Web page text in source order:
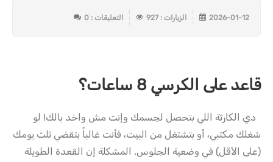
2026-01-12 الزيارات : 927 التعليقات : 0
قاعد على الكرسي 8 ساعات؟
دي الكارثة اللي بتحصل لجسمك وإنت مش واخد بالك! لو
شغلك مكتبي، أو بتشتغل من البيت، فأنت غالباً بتقضي ثلث يومك
(على الأقل) في وضعية الجلوس. المشكلة إن القعدة الطويلة